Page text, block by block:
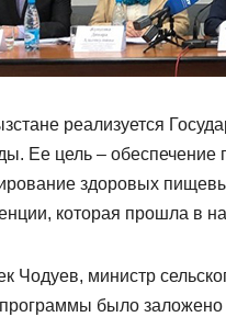
реализуется
Ее цель – обеспечение
здоровых
которая прошла в
Чодуев, министр
было